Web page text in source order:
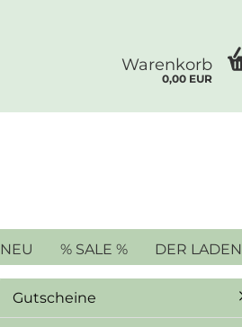
Warenkorb
0,00 EUR
NEU % SALE % DER LADEN
Gutscheine